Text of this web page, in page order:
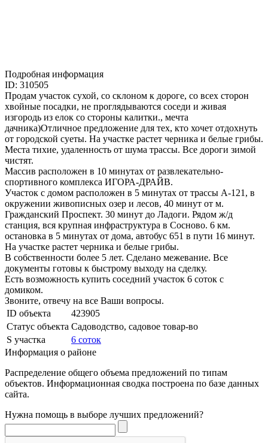
Подробная информация
ID: 310505
Продам участок сухой, со склоном к дороге, со всех сторон
хвойные посадки, не проглядываются соседи и живая
изгородь из елок со стороны калитки., мечта
дачника)Отличное предложение для тех, кто хочет отдохнуть
от городской суеты. На участке растет черника и белые грибы.
Места тихие, удаленность от шума трассы. Все дороги зимой
чистят.
Массив расположен в 10 минутах от развлекательно-
спортивного комплекса ИГОРА-ДРАЙВ.
Участок с домом расположен в 5 минутах от трассы А-121, в
окружении живописных озер и лесов, 40 минут от м.
Гражданский Проспект. 30 минут до Ладоги. Рядом ж/д
станция, вся крупная инфраструктура в Сосново. 6 км.
остановка в 5 минутах от дома, автобус 651 в пути 16 минут.
На участке растет черника и белые грибы.
В собственности более 5 лет. Сделано межевание. Все
документы готовы к быстрому выходу на сделку.
Есть возможность купить соседний участок 6 соток с
домиком.
Звоните, отвечу на все Ваши вопросы.
ID объекта
423905
Статус объекта Садоводство, садовое товар-во
S участка
6 соток
Информация о районе
Распределение общего объема предложений по типам
объектов. Информационная сводка построена по базе данных
сайта.
Нужна помощь в выборе лучших предложений?